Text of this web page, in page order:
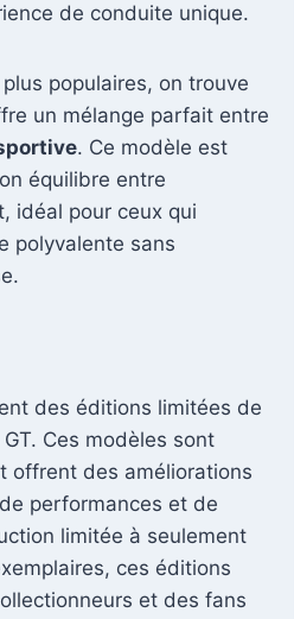
de conduite unique.
populaires, on trouve
un mélange parfait entre
. Ce modèle est
équilibre entre
idéal pour ceux qui
polyvalente sans
des éditions limitées de
GT. Ces modèles sont
offrent des améliorations
performances et de
limitée à seulement
ces éditions
et des fans